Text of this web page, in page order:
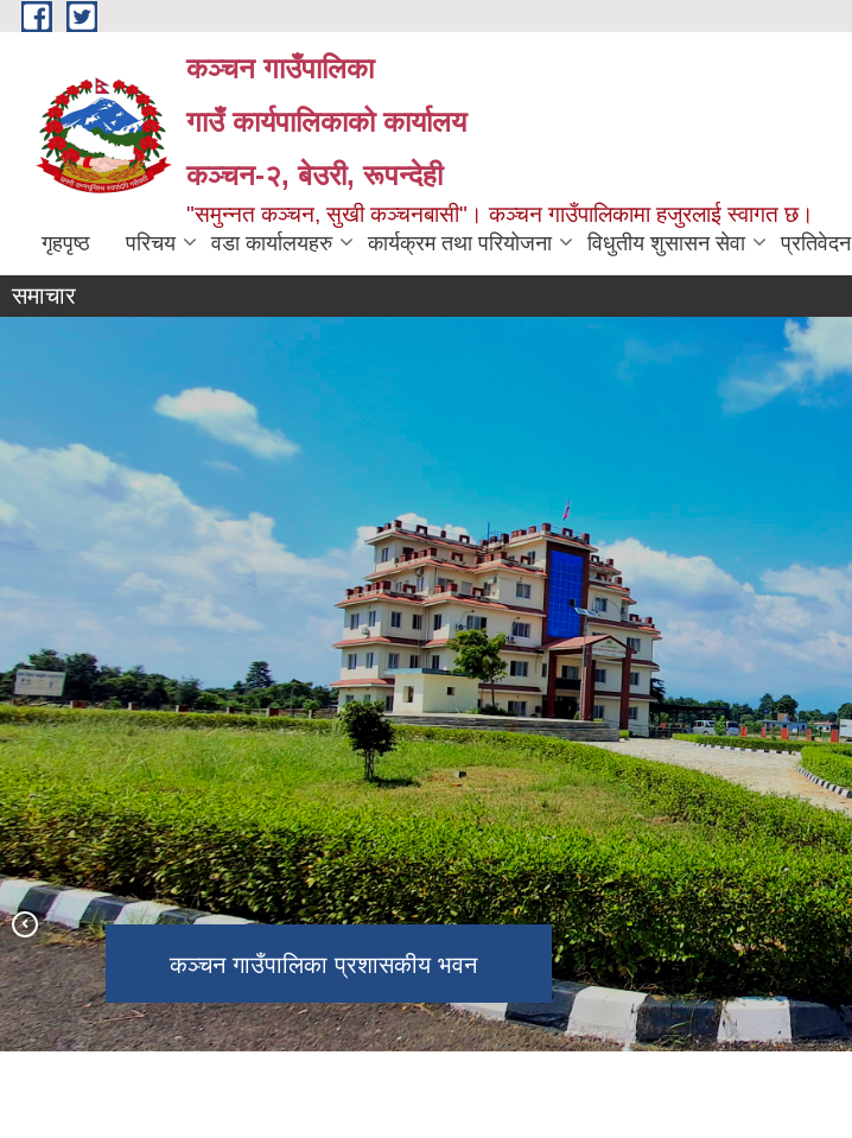
Skip to main content
कञ्चन गाउँपालिका
गाउँ कार्यपालिकाको कार्यालय
कञ्‍चन-२, बेउरी, रूपन्देही
"समुन्‍नत कञ्‍चन, सुखी कञ्‍चनबासी"। कञ्चन गाउँपालिकामा हजुरलाई स्वागत छ।
गृहपृष्ठ परिचय वडा कार्यालयहरु कार्यक्रम तथा परियोजना विधुतीय शुसासन सेवा प्रतिवेदन
समाचार
कञ्‍चन गाउँपालिका प्रशासकीय भवन